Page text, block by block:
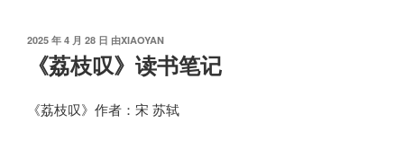
发
2025 年 4 月 28 日 由XIAOYAN
《荔枝叹》读书笔记
《荔枝叹》作者：宋 苏轼